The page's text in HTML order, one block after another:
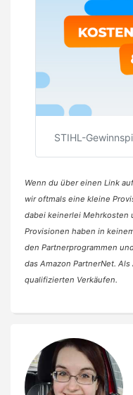
STIHL-
Wenn du über einen Link
wir oftmals eine kleine
dabei keinerlei Mehrkosten
Provisionen haben in
den Partnerprogrammen
das Amazon PartnerNet.
qualifizierten Verkäufen.